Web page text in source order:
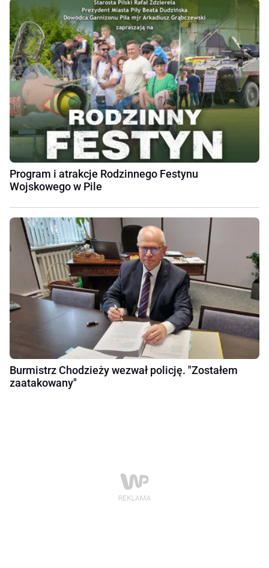
Program i atrakcje Rodzinnego Festynu
Wojskowego w Pile
Burmistrz Chodzieży wezwał policję. "Zostałem
zaatakowany"